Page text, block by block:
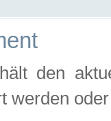
den
werden